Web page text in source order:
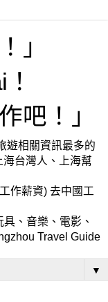
」
吧！」
遊相關資訊最多的
台灣人、上海幫
作薪資) 去中國工
、音樂、電影、
Travel Guide
▼